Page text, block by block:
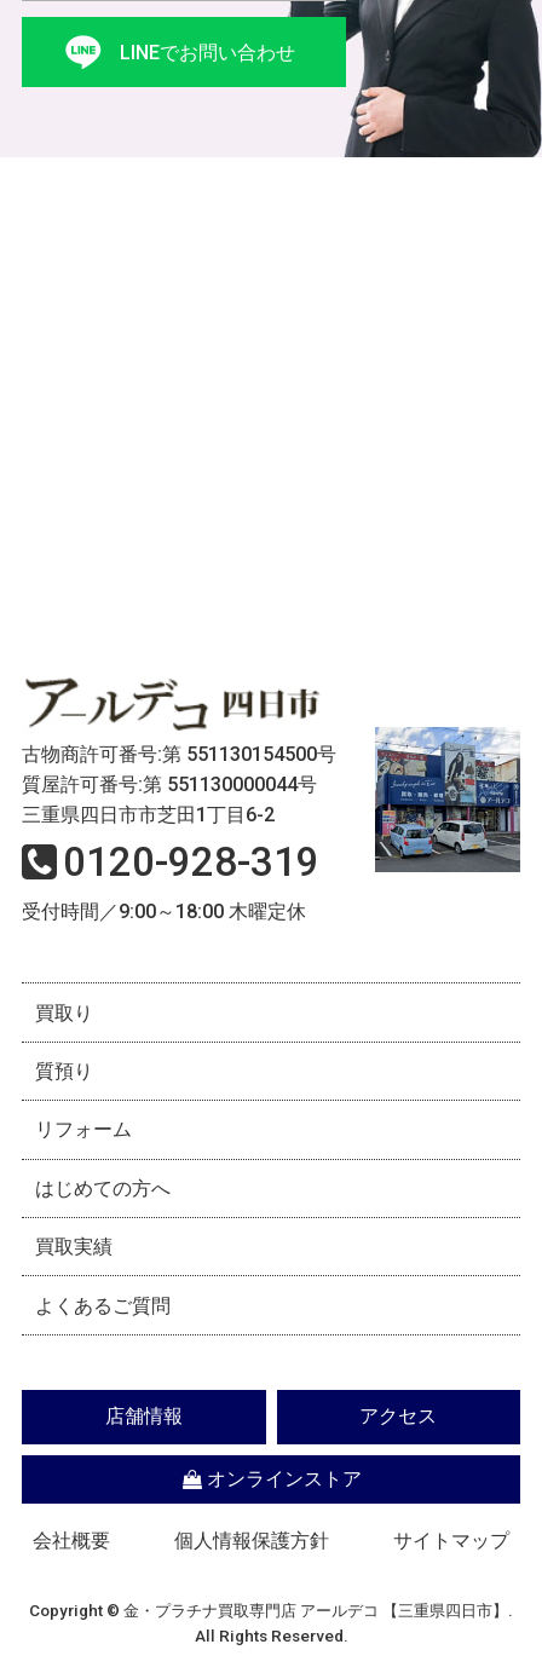
LINEでお問い合わせ
古物商許可番号:第 551130154500号
質屋許可番号:第 551130000044号
三重県四日市市芝田1丁目6-2
0120-928-319
受付時間／9:00～18:00 木曜定休
買取り
質預り
リフォーム
はじめての方へ
買取実績
よくあるご質問
店舗情報 アクセス
オンラインストア
会社概要 個人情報保護方針 サイトマップ
Copyright © 金・プラチナ買取専門店 アールデコ 【三重県四日市】.
All Rights Reserved.